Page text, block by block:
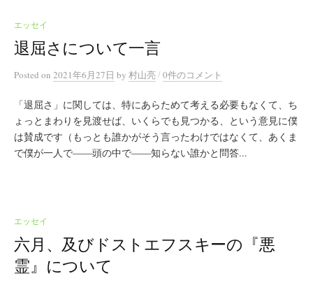
エッセイ
退屈さについて一言
Posted on 2021年6月27日 by 村山亮/0件のコメント
「退屈さ」に関しては、特にあらためて考える必要もなくて、ち
ょっとまわりを見渡せば、いくらでも見つかる、という意見に僕
は賛成です（もっとも誰かがそう言ったわけではなくて、あくま
で僕が一人で――頭の中で――知らない誰かと問答...
エッセイ
六月、及びドストエフスキーの『悪
霊』について